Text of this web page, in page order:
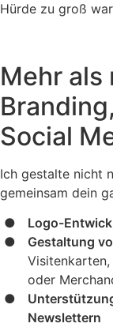
Hürde zu groß
Mehr als
Social
Ich gestalte nicht
gemeinsam dein
Logo-
Gestaltung
Visitenkarten,
oder
Newslettern